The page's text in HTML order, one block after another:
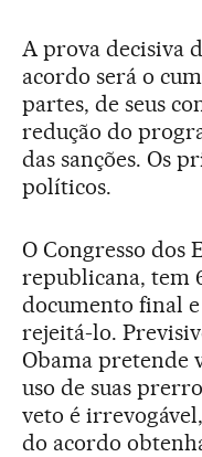
A prova decisiva
acordo será o
partes, de seus
redução do
das sanções. Os
políticos.
O Congresso dos
republicana, tem
documento final
rejeitá-lo.
Obama pretende
uso de suas
veto é
do acordo